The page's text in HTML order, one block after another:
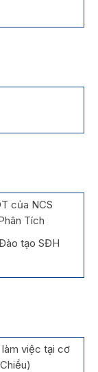
của NCS
Tích
tạo SĐH
làm việc tại cơ